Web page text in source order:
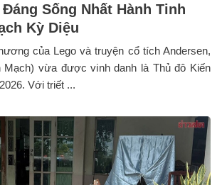
Sống Nhất Hành Tinh
Kỳ Diệu
của Lego và truyện cổ tích Andersen,
Mạch) vừa được vinh danh là Thủ đô Kiến
Với triết ...